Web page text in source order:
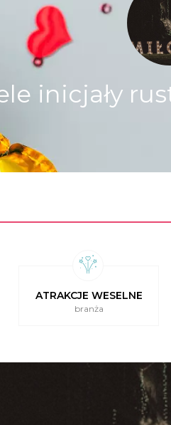
inicjały
ATRAKCJE WESELNE
branża